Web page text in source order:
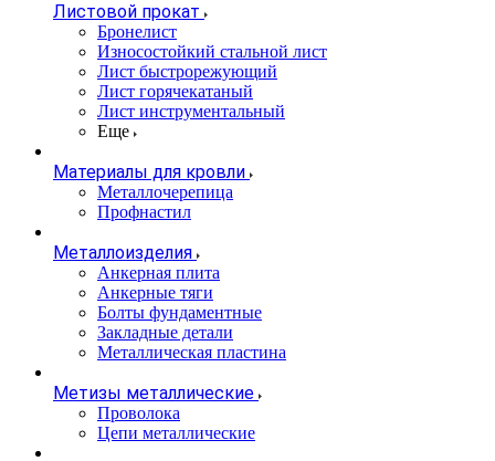
Листовой прокат
Бронелист
Износостойкий стальной лист
Лист быстрорежующий
Лист горячекатаный
Лист инструментальный
Еще
Материалы для кровли
Металлочерепица
Профнастил
Металлоизделия
Анкерная плита
Анкерные тяги
Болты фундаментные
Закладные детали
Металлическая пластина
Метизы металлические
Проволока
Цепи металлические